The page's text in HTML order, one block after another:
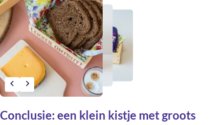
Conclusie: een klein kistje met groots